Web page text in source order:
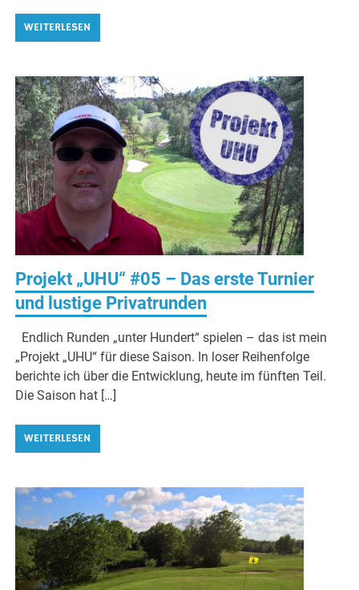
WEITERLESEN
Projekt „UHU“ #05 – Das erste Turnier
und lustige Privatrunden
Endlich Runden „unter Hundert“ spielen – das ist mein
„Projekt „UHU“ für diese Saison. In loser Reihenfolge
berichte ich über die Entwicklung, heute im fünften Teil.
Die Saison hat […]
WEITERLESEN